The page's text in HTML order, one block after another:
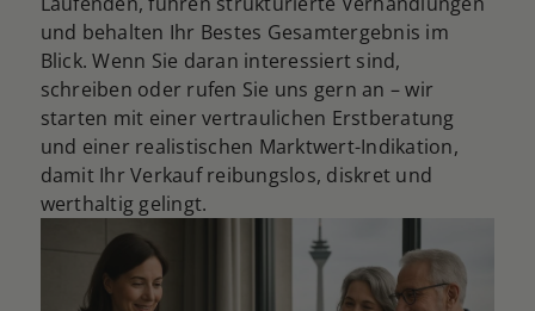
und behalten Ihr Bestes Gesamtergebnis im
Blick. Wenn Sie daran interessiert sind,
schreiben oder rufen Sie uns gern an – wir
starten mit einer vertraulichen Erstberatung
und einer realistischen Marktwert-Indikation,
damit Ihr Verkauf reibungslos, diskret und
werthaltig gelingt.